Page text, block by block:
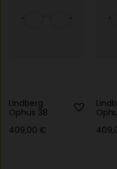
Lindberg
Ophus 38
409,00 €